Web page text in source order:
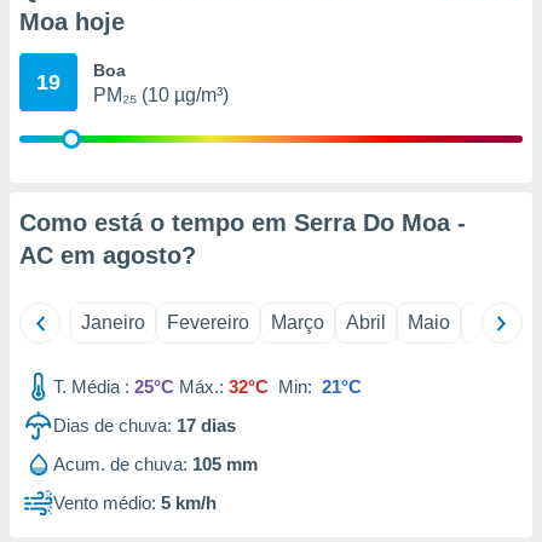
qual se
ou opor-
qualquer
de
ou aceder
num
para
Moa hoje
19 Boa
PM₂₅ (10 µg/m³)
Como está o tempo em Serra Do Moa -
AC em agosto?
Janeiro Fevereiro Março Abril Maio Junho
T. Média : 25°C Máx.: 32°C Min: 21°C
Dias de chuva: 17 dias
Acum. de chuva: 105 mm
Vento médio: 5 km/h